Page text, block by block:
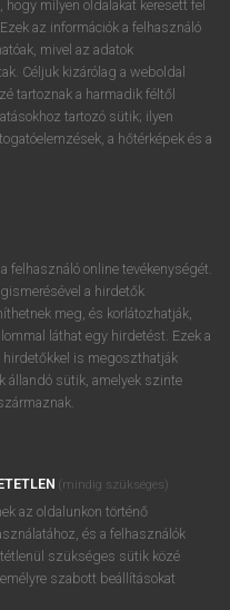
hogy milyen oldalakat keresett fel
az információk a felhasználó
mivel az adatok
Céljuk kizárólag a weboldal
tartoznak a harmadik féltől
tartozó sütik; ilyen
a hőtérképek és a
felhasználó online tevékenységét.
a hirdetők
meg, és korlátozhatják,
láthat egy hirdetést. Ezek a
is megoszthatják
állandó sütik, amelyek szinte
(mindig szükséges)
az oldalunkon történő
és a felhasználók
szükséges sütik közé
szabott beállításokat